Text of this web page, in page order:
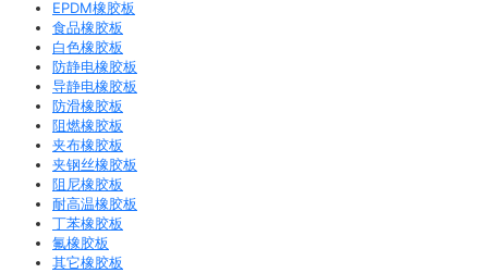
EPDM橡胶板
食品橡胶板
白色橡胶板
防静电橡胶板
导静电橡胶板
防滑橡胶板
阻燃橡胶板
夹布橡胶板
夹钢丝橡胶板
阻尼橡胶板
耐高温橡胶板
丁苯橡胶板
氟橡胶板
其它橡胶板